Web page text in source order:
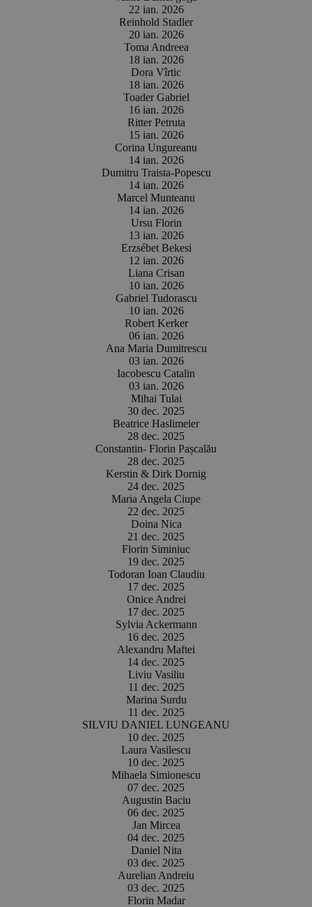
22 ian. 2026
Reinhold Stadler
20 ian. 2026
Toma Andreea
18 ian. 2026
Dora Vîrtic
18 ian. 2026
Toader Gabriel
16 ian. 2026
Ritter Petruta
15 ian. 2026
Corina Ungureanu
14 ian. 2026
Dumitru Traista-Popescu
14 ian. 2026
Marcel Munteanu
14 ian. 2026
Ursu Florin
13 ian. 2026
Erzsébet Bekesi
12 ian. 2026
Liana Crisan
10 ian. 2026
Gabriel Tudorascu
10 ian. 2026
Robert Kerker
06 ian. 2026
Ana Maria Dumitrescu
03 ian. 2026
Iacobescu Catalin
03 ian. 2026
Mihai Tulai
30 dec. 2025
Beatrice Haslimeier
28 dec. 2025
Constantin- Florin Pașcalău
28 dec. 2025
Kerstin & Dirk Dornig
24 dec. 2025
Maria Angela Ciupe
22 dec. 2025
Doina Nica
21 dec. 2025
Florin Siminiuc
19 dec. 2025
Todoran Ioan Claudiu
17 dec. 2025
Onice Andrei
17 dec. 2025
Sylvia Ackermann
16 dec. 2025
Alexandru Maftei
14 dec. 2025
Liviu Vasiliu
11 dec. 2025
Marina Surdu
11 dec. 2025
SILVIU DANIEL LUNGEANU
10 dec. 2025
Laura Vasilescu
10 dec. 2025
Mihaela Simionescu
07 dec. 2025
Augustin Baciu
06 dec. 2025
Jan Mircea
04 dec. 2025
Daniel Nita
03 dec. 2025
Aurelian Andreiu
03 dec. 2025
Florin Madar